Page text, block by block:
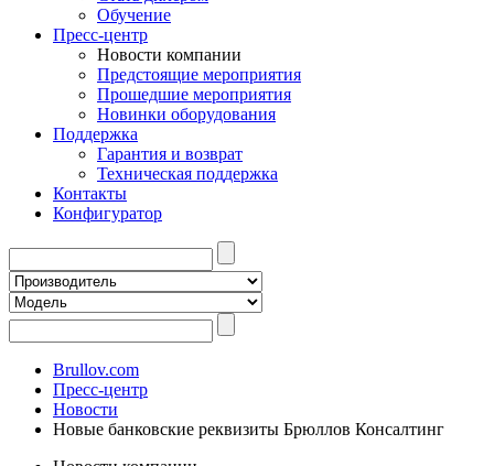
Обучение
Пресс-центр
Новости компании
Предстоящие мероприятия
Прошедшие мероприятия
Новинки оборудования
Поддержка
Гарантия и возврат
Техническая поддержка
Контакты
Конфигуратор
Brullov.com
Пресс-центр
Новости
Новые банковские реквизиты Брюллов Консалтинг